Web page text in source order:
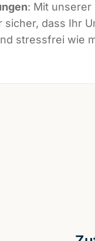
: Mit unserer
dass Ihr
stressfrei wie